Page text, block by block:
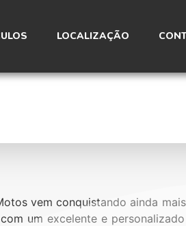
LOCALIZAÇÃO
vem conquistando ainda
um excelente e